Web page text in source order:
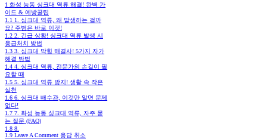
1 화성 능동 싱크대 역류 해결! 완벽 가
이드 & 예방꿀팁
1.1 1. 싱크대 역류, 왜 발생하는 걸까
요? 주범은 바로 이것!
1.2 2. 긴급 상황! 싱크대 역류 발생 시
응급처치 방법
1.3 3. 싱크대 막힘 해결사! 5가지 자가
해결 방법
1.4 4. 싱크대 역류, 전문가의 손길이 필
요할 때
1.5 5. 싱크대 역류 방지! 생활 속 작은
실천
1.6 6. 싱크대 배수관, 이것만 알면 문제
없다!
1.7 7. 화성 능동 싱크대 역류, 자주 묻
는 질문 (FAQ)
1.8 8.
1.9 Leave A Comment 응답 취소